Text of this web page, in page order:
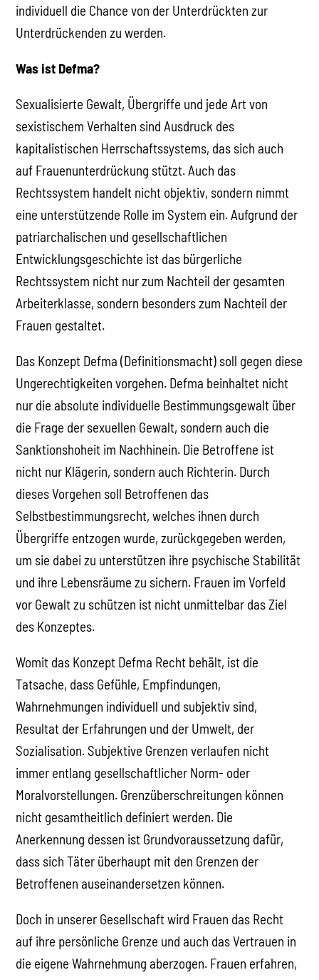
individuell die Chance von der Unterdrückten zur
Unterdrückenden zu werden.
Was ist Defma?
Sexualisierte Gewalt, Übergriffe und jede Art von
sexistischem Verhalten sind Ausdruck des
kapitalistischen Herrschaftssystems, das sich auch
auf Frauenunterdrückung stützt. Auch das
Rechtssystem handelt nicht objektiv, sondern nimmt
eine unterstützende Rolle im System ein. Aufgrund der
patriarchalischen und gesellschaftlichen
Entwicklungsgeschichte ist das bürgerliche
Rechtssystem nicht nur zum Nachteil der gesamten
Arbeiterklasse, sondern besonders zum Nachteil der
Frauen gestaltet.
Das Konzept Defma (Definitionsmacht) soll gegen diese
Ungerechtigkeiten vorgehen. Defma beinhaltet nicht
nur die absolute individuelle Bestimmungsgewalt über
die Frage der sexuellen Gewalt, sondern auch die
Sanktionshoheit im Nachhinein. Die Betroffene ist
nicht nur Klägerin, sondern auch Richterin. Durch
dieses Vorgehen soll Betroffenen das
Selbstbestimmungsrecht, welches ihnen durch
Übergriffe entzogen wurde, zurückgegeben werden,
um sie dabei zu unterstützen ihre psychische Stabilität
und ihre Lebensräume zu sichern. Frauen im Vorfeld
vor Gewalt zu schützen ist nicht unmittelbar das Ziel
des Konzeptes.
Womit das Konzept Defma Recht behält, ist die
Tatsache, dass Gefühle, Empfindungen,
Wahrnehmungen individuell und subjektiv sind,
Resultat der Erfahrungen und der Umwelt, der
Sozialisation. Subjektive Grenzen verlaufen nicht
immer entlang gesellschaftlicher Norm- oder
Moralvorstellungen. Grenzüberschreitungen können
nicht gesamtheitlich definiert werden. Die
Anerkennung dessen ist Grundvoraussetzung dafür,
dass sich Täter überhaupt mit den Grenzen der
Betroffenen auseinandersetzen können.
Doch in unserer Gesellschaft wird Frauen das Recht
auf ihre persönliche Grenze und auch das Vertrauen in
die eigene Wahrnehmung aberzogen. Frauen erfahren,